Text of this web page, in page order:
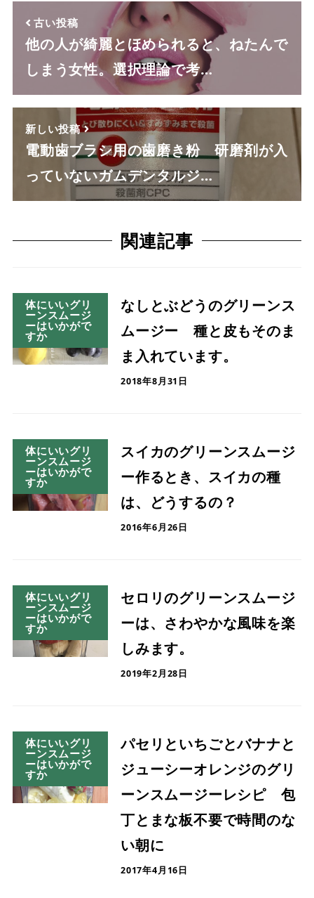
古い投稿
他の人が綺麗とほめられると、ねたんで
しまう女性。選択理論で考…
新しい投稿
電動歯ブラシ用の歯磨き粉 研磨剤が入
っていないガムデンタルジ…
関連記事
体にいいグリ
ーンスムージ
ーはいかがで
すか
なしとぶどうのグリーンス
ムージー 種と皮もそのま
ま入れています。
2018年8月31日
体にいいグリ
ーンスムージ
ーはいかがで
すか
スイカのグリーンスムージ
ー作るとき、スイカの種
は、どうするの？
2016年6月26日
体にいいグリ
ーンスムージ
ーはいかがで
すか
セロリのグリーンスムージ
ーは、さわやかな風味を楽
しみます。
2019年2月28日
体にいいグリ
ーンスムージ
ーはいかがで
すか
パセリといちごとバナナと
ジューシーオレンジのグリ
ーンスムージーレシピ 包
丁とまな板不要で時間のな
い朝に
2017年4月16日